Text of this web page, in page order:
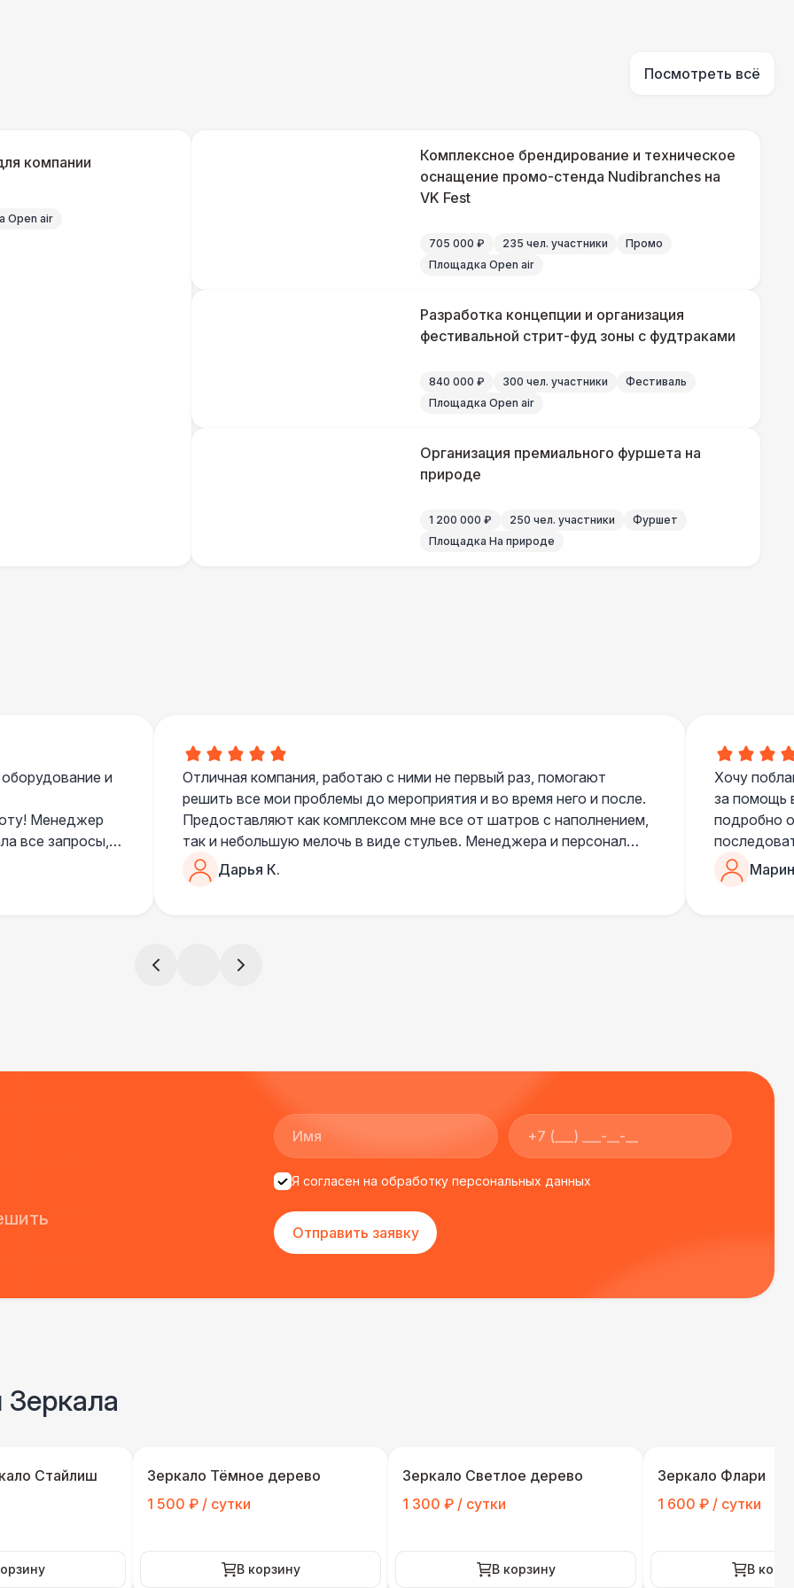
1 450 Р В корзину
Посмотреть всё
компании
Open air
Комплексное брендирование и техническое
оснащение промо-стенда Nudibranches на
VK Fest
705 000 ₽ 235 чел. участники
Промо
Площадка Open air
Разработка концепции и организация
фестивальной стрит-фуд зоны с фудтраками
840 000 ₽ 300 чел. участники
Фестиваль
Площадка Open air
Организация премиального фуршета на
природе
1 200 000 ₽ 250 чел. участники
Фуршет
Площадка На природе
и
Менеджер
все запросы,
тревоги
Отличная компания, работаю с ними не первый раз, помогают
решить все мои проблемы до мероприятия и во время него и после.
Предоставляют как комплексом мне все от шатров с наполнением,
так и небольшую мелочь в виде стульев. Менеджера и персонал
очень понимающий, честный всегда подскажут что лучше взять и
чем дополнить праздник. Очень люблю работать именно с ними,
Дарья К.
Хочу
за помощь
подробно
Романом,
«Рука с
Я согласен на обработку персональных данных
Отправить заявку
Зеркала
Стайлиш
Зеркало Тёмное дерево
1 500 ₽ / сутки
В корзину
Зеркало Светлое дерево
1 300 ₽ / сутки
В корзину
Зеркало Флари
1 600 ₽ / сутки
В